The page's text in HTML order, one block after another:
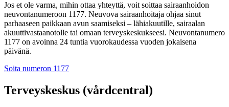
Jos et ole varma, mihin ottaa yhteyttä, voit soittaa sairaanhoidon
neuvontanumeroon 1177. Neuvova sairaanhoitaja ohjaa sinut
parhaaseen paikkaan avun saamiseksi – lähiakuutille, sairaalan
akuuttivastaanotolle tai omaan terveyskeskukseesi. Neuvontanumero
1177 on avoinna 24 tuntia vuorokaudessa vuoden jokaisena
päivänä.
Soita numeron 1177
Terveyskeskus (vårdcentral)